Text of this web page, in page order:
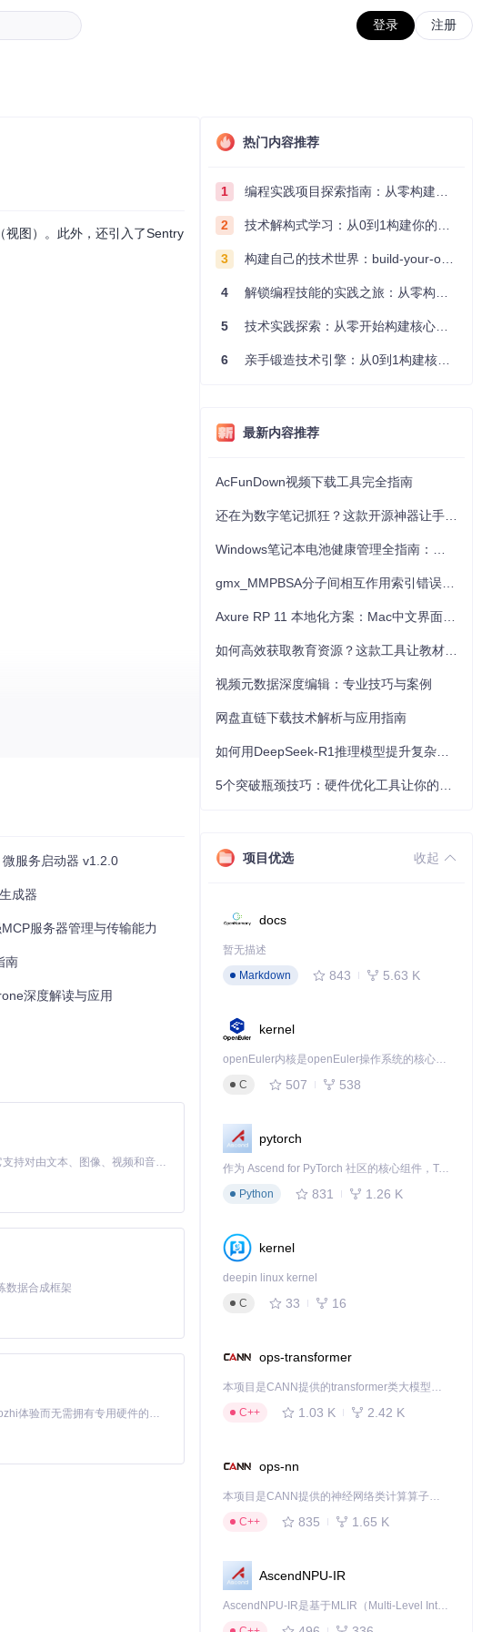
登录 注册
图）。此外，还引入了Sentry
服务启动器 v1.2.0
成器
服务器管理与传输能力
南
深度解读与应用
MiniMax H3 是一个通用的全模态生成系统。它支持对由文本、图像、视频和音频组成的多模态上下文进行统一理解，并能生成分辨率高达 2K、时长可达 15 秒的带原生立体声音频的视频。得益于面向任务泛化的系统设计，H3 在预训练阶段就已具备广泛的多模态上下文理解与生成能力，能够出色地执行复杂的多模态指令。
数据合成框架
基于Python的Xiaozhi AI，适用于想要完整Xiaozhi体验而无需拥有专用硬件的用户。
热门内容推荐
1 编程实践项目探索指南：从零构建技术能力体系
2 技术解构式学习：从0到1构建你的编程知识体系
3 构建自己的技术世界：build-your-own-x项目的实践探索指南
4 解锁编程技能的实践之旅：从零构建你的技术世界
5 技术实践探索：从零开始构建核心系统的实践指南
6 亲手锻造技术引擎：从0到1构建核心系统的实践指南
最新内容推荐
AcFunDown视频下载工具完全指南
视频元数据深度编辑：专业技巧与案例
网盘直链下载技术解析与应用指南
项目优选 收起
docs
暂无描述
Markdown
843 5.63 K
kernel
openEuler内核是openEuler操作系统的核心，既是系统性能与稳定性的基石，也是连接处理器、设备与服务的桥梁。
C
507 538
pytorch
作为 Ascend for PyTorch 社区的核心组件，TorchNPU 是昇腾专为 PyTorch 打造的深度学习适配插件，使 PyTorch 框架能够直接调用昇腾 NPU，为开发者提供昇腾 AI 处理器的超强算力。
Python
831 1.26 K
kernel
deepin linux kernel
C
33 16
ops-transformer
本项目是CANN提供的transformer类大模型算子库，实现网络在NPU上加速计算。
C++
1.03 K 2.42 K
ops-nn
本项目是CANN提供的神经网络类计算算子库，实现网络在NPU上加速计算。
C++
835 1.65 K
AscendNPU-IR
AscendNPU-IR是基于MLIR（Multi-Level Intermediate Representation）构建的，面向昇腾亲和算子编译时使用的中间表示，提供昇腾完备表达能力，通过编译优化提升昇腾AI处理器计算效率，支持通过生态框架使能昇腾AI处理器与深度调优